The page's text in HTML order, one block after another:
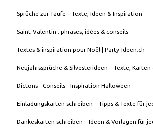
Sprüche zur Taufe – Texte, Ideen & Inspiration
Saint-Valentin : phrases, idées & conseils
Textes & inspiration pour Noël | Party-Ideen.ch
Neujahrssprüche & Silvesterideen – Texte,
Dictons - Conseils - Inspiration Halloween
Einladungskarten schreiben – Tipps & Texte für
Dankeskarten schreiben – Ideen & Vorlagen für